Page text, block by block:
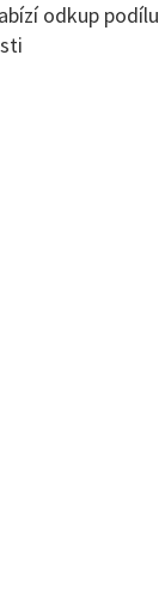
odkup podílu